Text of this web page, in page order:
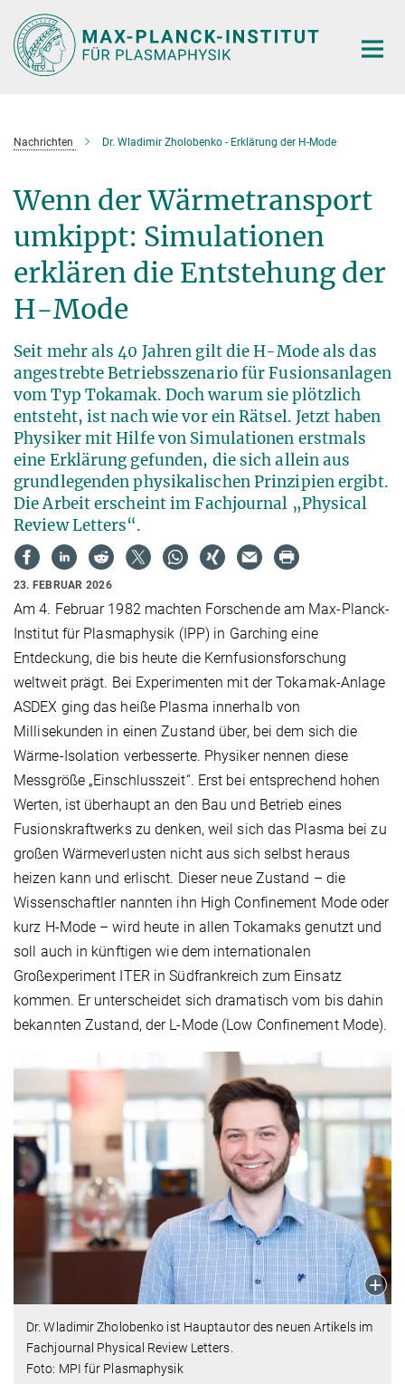
Hauptinhalt
Nachrichten Dr. Wladimir Zholobenko - Erklärung der H-Mode
Wenn der Wärmetransport
umkippt: Simulationen
erklären die Entstehung der
H-Mode
Seit mehr als 40 Jahren gilt die H-Mode als das
angestrebte Betriebsszenario für Fusionsanlagen
vom Typ Tokamak. Doch warum sie plötzlich
entsteht, ist nach wie vor ein Rätsel. Jetzt haben
Physiker mit Hilfe von Simulationen erstmals
eine Erklärung gefunden, die sich allein aus
grundlegenden physikalischen Prinzipien ergibt.
Die Arbeit erscheint im Fachjournal „Physical
Review Letters“.
23. FEBRUAR 2026
Am 4. Februar 1982 machten Forschende am Max-Planck-
Institut für Plasmaphysik (IPP) in Garching eine
Entdeckung, die bis heute die Kernfusionsforschung
weltweit prägt. Bei Experimenten mit der Tokamak-Anlage
ASDEX ging das heiße Plasma innerhalb von
Millisekunden in einen Zustand über, bei dem sich die
Wärme-Isolation verbesserte. Physiker nennen diese
Messgröße „Einschlusszeit“. Erst bei entsprechend hohen
Werten, ist überhaupt an den Bau und Betrieb eines
Fusionskraftwerks zu denken, weil sich das Plasma bei zu
großen Wärmeverlusten nicht aus sich selbst heraus
heizen kann und erlischt. Dieser neue Zustand – die
Wissenschaftler nannten ihn High Confinement Mode oder
kurz H-Mode – wird heute in allen Tokamaks genutzt und
soll auch in künftigen wie dem internationalen
Großexperiment ITER in Südfrankreich zum Einsatz
kommen. Er unterscheidet sich dramatisch vom bis dahin
bekannten Zustand, der L-Mode (Low Confinement Mode).
Dr. Wladimir Zholobenko ist Hauptautor des neuen Artikels im
Fachjournal Physical Review Letters.
Foto: MPI für Plasmaphysik